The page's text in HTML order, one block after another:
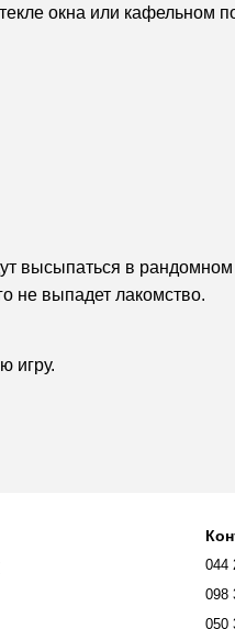
окна или кафельном
высыпаться в рандомном
не выпадет лакомство.
игру.
044
098
050